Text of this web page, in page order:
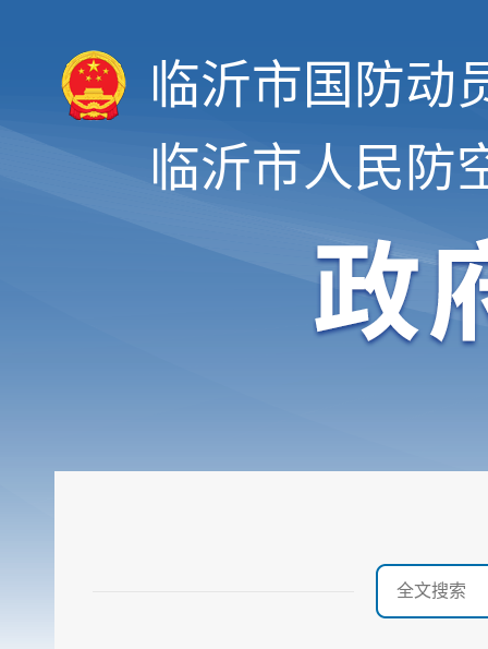
临沂市国防动
临沂市人民防